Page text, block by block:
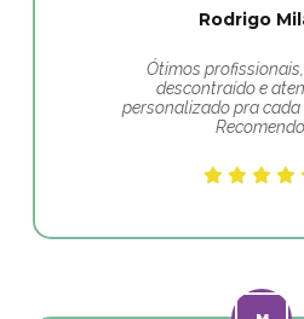
Rodrigo
Ótimos
descontraído e
personalizado pra cada